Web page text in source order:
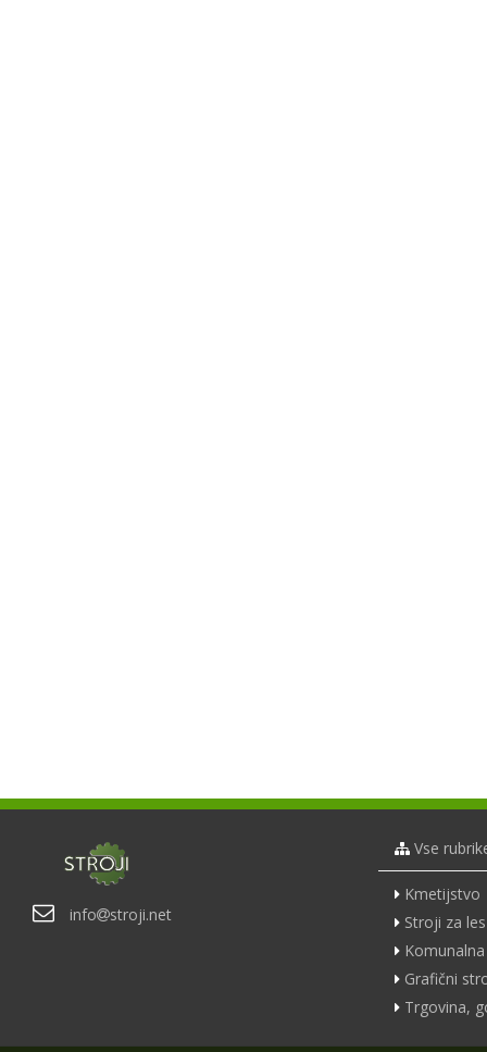
info stroji.net
Vse
Kmetijstvo
Stroji za les
Grafični
Trgovina,